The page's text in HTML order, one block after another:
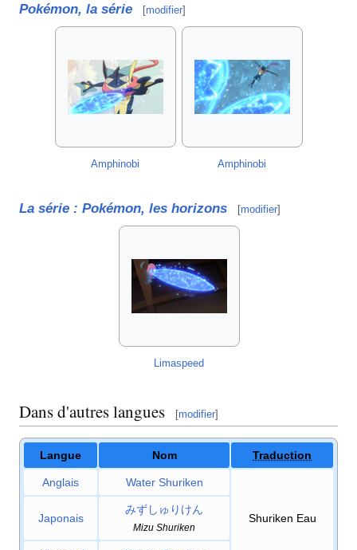
Pokémon, la série [modifier]
Amphinobi Amphinobi
La série : Pokémon, les horizons [modifier]
Limaspeed
Dans d'autres langues [modifier]
Langue Nom Traduction
Anglais Water Shuriken
Shuriken Eau
Japonais
みずしゅりけん
Mizu Shuriken